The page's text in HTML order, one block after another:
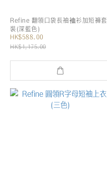
Refine 翻領口袋長袖裇衫加短褲套
裝(深藍色)
HK$588.00
HK$1,175.00